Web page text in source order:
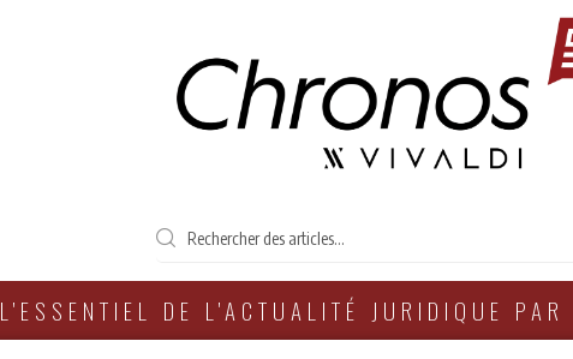
L'ESSENTIEL DE L'ACTUALITÉ JURIDIQUE